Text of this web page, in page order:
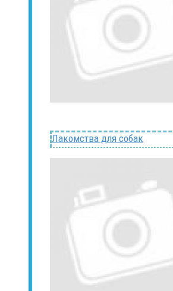
Лакомства для собак